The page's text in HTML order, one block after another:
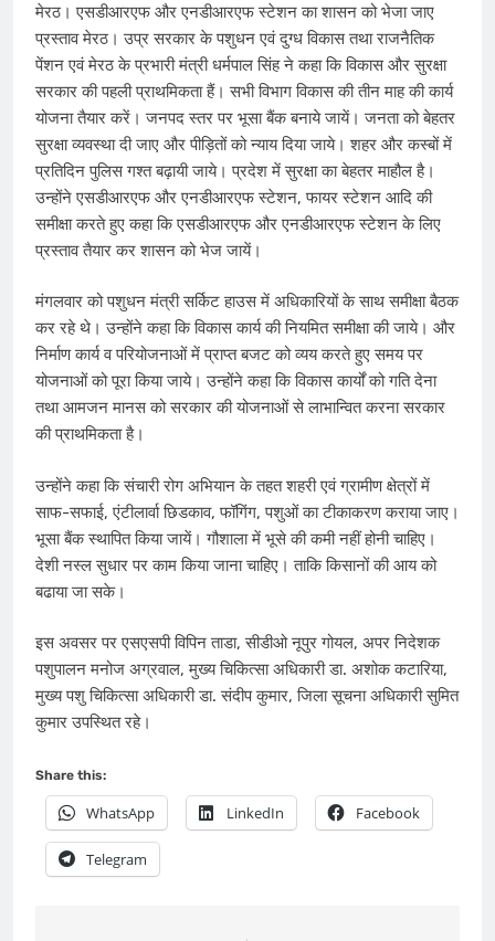
मेरठ। एसडीआरएफ और एनडीआरएफ स्टेशन का शासन को भेजा जाए
प्रस्ताव मेरठ। उप्र सरकार के पशुधन एवं दुग्ध विकास तथा राजनैतिक
पेंशन एवं मेरठ के प्रभारी मंत्री धर्मपाल सिंह ने कहा कि विकास और सुरक्षा
सरकार की पहली प्राथमिकता हैं। सभी विभाग विकास की तीन माह की कार्य
योजना तैयार करें। जनपद स्तर पर भूसा बैंक बनाये जायें। जनता को बेहतर
सुरक्षा व्यवस्था दी जाए और पीड़ितों को न्याय दिया जाये। शहर और कस्बों में
प्रतिदिन पुलिस गश्त बढ़ायी जाये। प्रदेश में सुरक्षा का बेहतर माहौल है।
उन्होंने एसडीआरएफ और एनडीआरएफ स्टेशन, फायर स्टेशन आदि की
समीक्षा करते हुए कहा कि एसडीआरएफ और एनडीआरएफ स्टेशन के लिए
प्रस्ताव तैयार कर शासन को भेज जायें।
मंगलवार को पशुधन मंत्री सर्किट हाउस में अ​धिकारियों के साथ समीक्षा बैठक
कर रहे ​थे। उन्होंने कहा कि विकास कार्य की नियमित समीक्षा की जाये। और
निर्माण कार्य व परियोजनाओं में प्राप्त बजट को व्यय करते हुए समय पर
योजनाओं को पूरा किया जाये। उन्होंने कहा कि विकास कार्यों को गति देना
तथा आमजन मानस को सरकार की योजनाओं से लाभान्वित करना सरकार
की प्राथमिकता है।
उन्होंने कहा कि संचारी रोग अभियान के तहत शहरी एवं ग्रामीण क्षेत्रों में
साफ-सफाई, एंटीलार्वा छिडकाव, फॉगिंग, पशुओं का टीकाकरण कराया जाए।
भूसा बैंक स्थापित किया जायें। गौशाला में भूसे की कमी नहीं होनी चाहिए।
देशी नस्ल सुधार पर काम किया जाना चाहिए। ताकि किसानों की आय को
बढाया जा सके।
इस अवसर पर एसएसपी विपिन ताडा, सीडीओ नूपुर गोयल, अपर निदेशक
पशुपालन मनोज अग्रवाल, मुख्य चिकित्सा अधिकारी डा. अशोक कटारिया,
मुख्य पशु चिकित्सा अधिकारी डा. संदीप कुमार, जिला सूचना अधिकारी सुमित
कुमार उपस्थित रहे।
Share this:
WhatsApp LinkedIn Facebook
Telegram